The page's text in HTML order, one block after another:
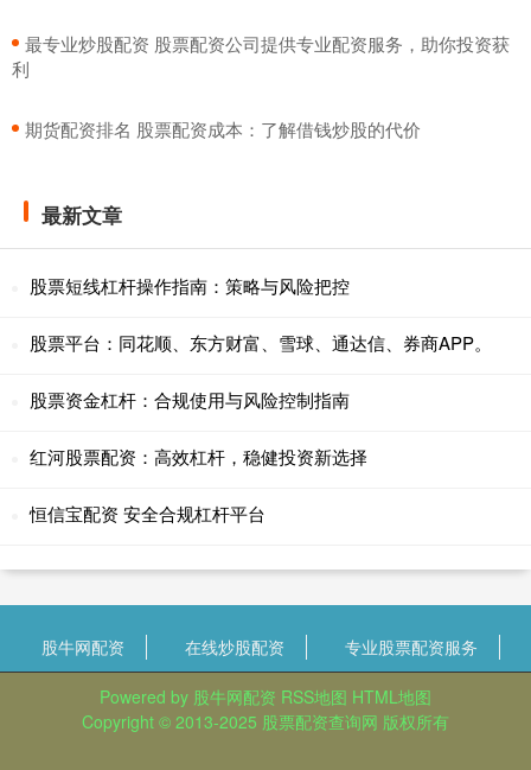
​最专业炒股配资 股票配资公司提供专业配资服务，助你投资获
利
​期货配资排名 股票配资成本：了解借钱炒股的代价
最新文章
股票短线杠杆操作指南：策略与风险把控
股票平台：同花顺、东方财富、雪球、通达信、券商APP。
股票资金杠杆：合规使用与风险控制指南
红河股票配资：高效杠杆，稳健投资新选择
恒信宝配资 安全合规杠杆平台
股牛网配资 在线炒股配资 专业股票配资服务
Powered by 股牛网配资 RSS地图 HTML地图
Copyright © 2013-2025 股票配资查询网 版权所有